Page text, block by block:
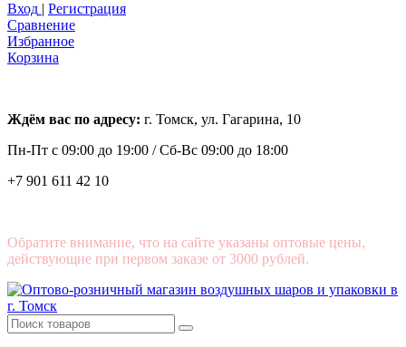
Вход | Регистрация
Сравнение
Избранное
Корзина
Ждём вас по адресу: г. Томск, ул. Гагарина, 10
Пн-Пт с 09:00 до 19:00 /Сб-Вс 09:00 до 18:00
+7 901 611 42 10
Обратите внимание, что на сайте указаны оптовые цены,
действующие при первом заказе от 3000 рублей.